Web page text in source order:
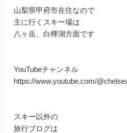
山梨県甲府市在住なので
主に行くスキー場は
八ヶ岳、白樺湖方面です
YouTubeチャンネル
https://www.youtube.com/
スキー以外の
旅行ブログは